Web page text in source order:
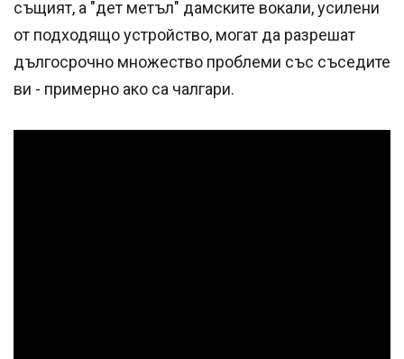
същият, а "дет метъл" дамските вокали, усилени
от подходящо устройство, могат да разрешат
дългосрочно множество проблеми със съседите
ви - примерно ако са чалгари.